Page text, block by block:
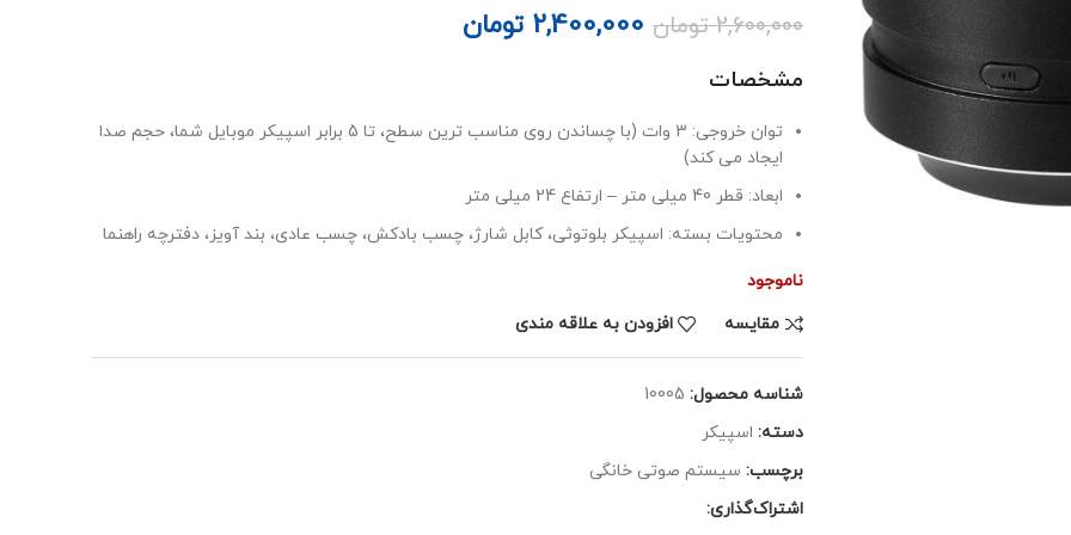
2,600,000 تومان 2,400,000 تومان
مشخصات
توان خروجی: 3 وات (با چساندن روی مناسب ترین سطح، تا 5 برابر اسپیکر موبایل شما، حجم صدا
ایجاد می کند)
ابعاد: قطر 40 میلی متر – ارتفاع 24 میلی متر
محتویات بسته: اسپیکر بلوتوثی، کابل شارژ، چسب بادکش، چسب عادی، بند آویز، دفترچه راهنما
ناموجود
مقايسه
افزودن به علاقه مندی
شناسه محصول: 10005
دسته: اسپیکر
برچسب: سیستم صوتی خانگی
اشتراک‌گذاری: